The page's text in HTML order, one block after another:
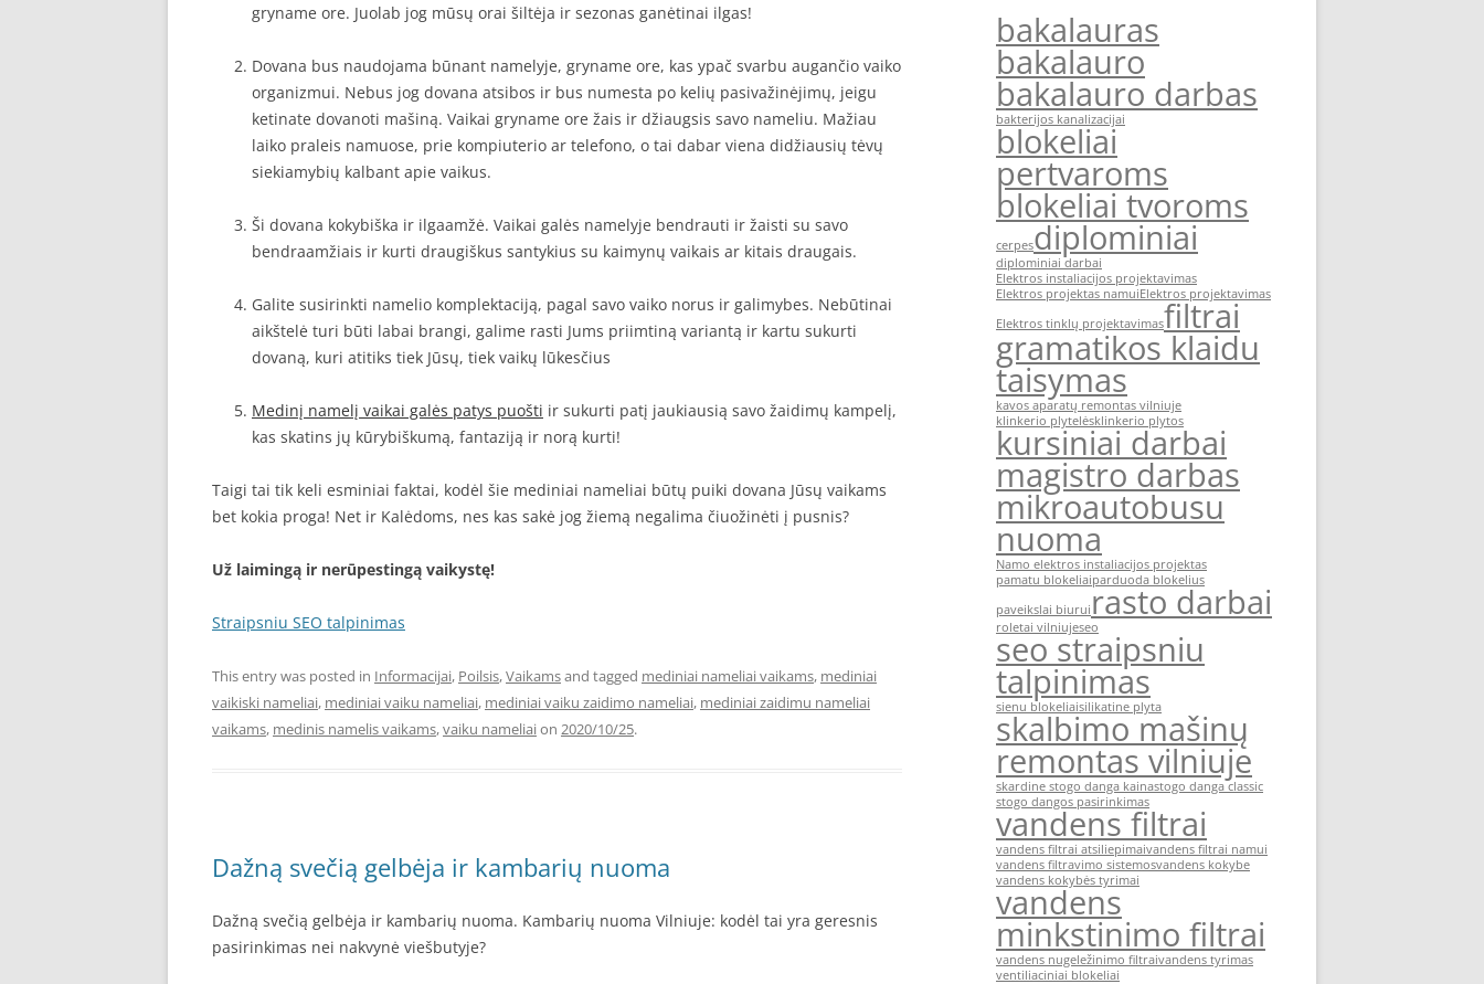
gryname ore. Juolab jog mūsų orai šiltėja ir sezonas ganėtinai ilgas!
Dovana bus naudojama būnant namelyje, gryname ore, kas ypač svarbu augančio vaiko
organizmui. Nebus jog dovana atsibos ir bus numesta po kelių pasivažinėjimų, jeigu
ketinate dovanoti mašiną. Vaikai gryname ore žais ir džiaugsis savo nameliu. Mažiau
laiko praleis namuose, prie kompiuterio ar telefono, o tai dabar viena didžiausių tėvų
siekiamybių kalbant apie vaikus.
Ši dovana kokybiška ir ilgaamžė. Vaikai galės namelyje bendrauti ir žaisti su savo
bendraamžiais ir kurti draugiškus santykius su kaimynų vaikais ar kitais draugais.
Galite susirinkti namelio komplektaciją, pagal savo vaiko norus ir galimybes. Nebūtinai
aikštelė turi būti labai brangi, galime rasti Jums priimtiną variantą ir kartu sukurti
dovaną, kuri atitiks tiek Jūsų, tiek vaikų lūkesčius
Medinį namelį vaikai galės patys puošti ir sukurti patį jaukiausią savo žaidimų kampelį,
kas skatins jų kūrybiškumą, fantaziją ir norą kurti!
Taigi tai tik keli esminiai faktai, kodėl šie mediniai nameliai būtų puiki dovana Jūsų vaikams
bet kokia proga! Net ir Kalėdoms, nes kas sakė jog žiemą negalima čiuožinėti į pusnis?
Už laimingą ir nerūpestingą vaikystę!
Straipsniu SEO talpinimas
This entry was posted in Informacijai, Poilsis,Vaikamsand tagged mediniai nameliai vaikams, mediniai
vaikiski nameliai, mediniai vaiku nameliai, mediniai vaiku zaidimo nameliai, mediniai zaidimu nameliai
vaikams, medinis namelis vaikams,vaiku nameliaion 2020/10/25.
Dažną svečią gelbėja ir kambarių nuoma
Dažną svečią gelbėja ir kambarių nuoma. Kambarių nuoma Vilniuje: kodėl tai yra geresnis
pasirinkimas nei nakvynė viešbutyje?
bakalauras
bakalauro
bakalauro darbas
bakterijos kanalizacijai
blokeliai
pertvaroms
blokeliai tvoroms
cerpesdiplominiai
diplominiai darbai
Elektros instaliacijos projektavimas
Elektros projektas namuiElektros projektavimas
Elektros tinklų projektavimasfiltrai
gramatikos klaidu
taisymas
kavos aparatų remontas vilniuje
klinkerio plytelėsklinkerio plytos
kursiniai darbai
magistro darbas
mikroautobusu
nuoma
Namo elektros instaliacijos projektas
pamatu blokeliaiparduoda blokelius
paveikslai biurui rasto darbai
roletai vilniujeseo
seo straipsniu
talpinimas
sienu blokeliaisilikatine plyta
skalbimo mašinų
remontas vilniuje
skardine stogo danga kainastogo danga classic
stogo dangos pasirinkimas
vandens filtrai
vandens filtrai atsiliepimaivandens filtrai namui
vandens filtravimo sistemosvandens kokybe
vandens kokybės tyrimai
vandens
minkstinimo filtrai
vandens nugeležinimo filtraivandens tyrimas
ventiliaciniai blokeliai